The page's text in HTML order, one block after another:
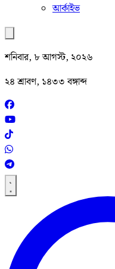
আর্কাইভ
শনিবার, ৮ আগস্ট, ২০২৬
২৪ শ্রাবণ, ১৪৩৩ বঙ্গাব্দ